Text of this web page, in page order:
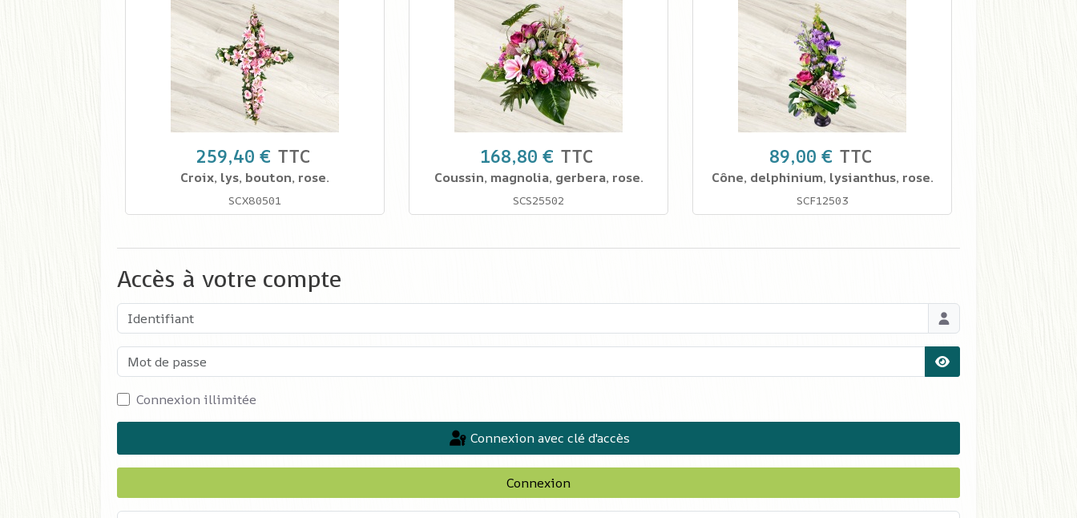
259,40 € TTC
Croix, lys, bouton, rose.
SCX80501
168,80 € TTC
Coussin, magnolia, gerbera, rose.
SCS25502
89,00 € TTC
Cône, delphinium, lysianthus, rose.
SCF12503
Accès à votre compte
Identifiant
Mot de passe
Afficher le mot de
Connexion illimitée
Connexion avec clé d'accès
Connexion